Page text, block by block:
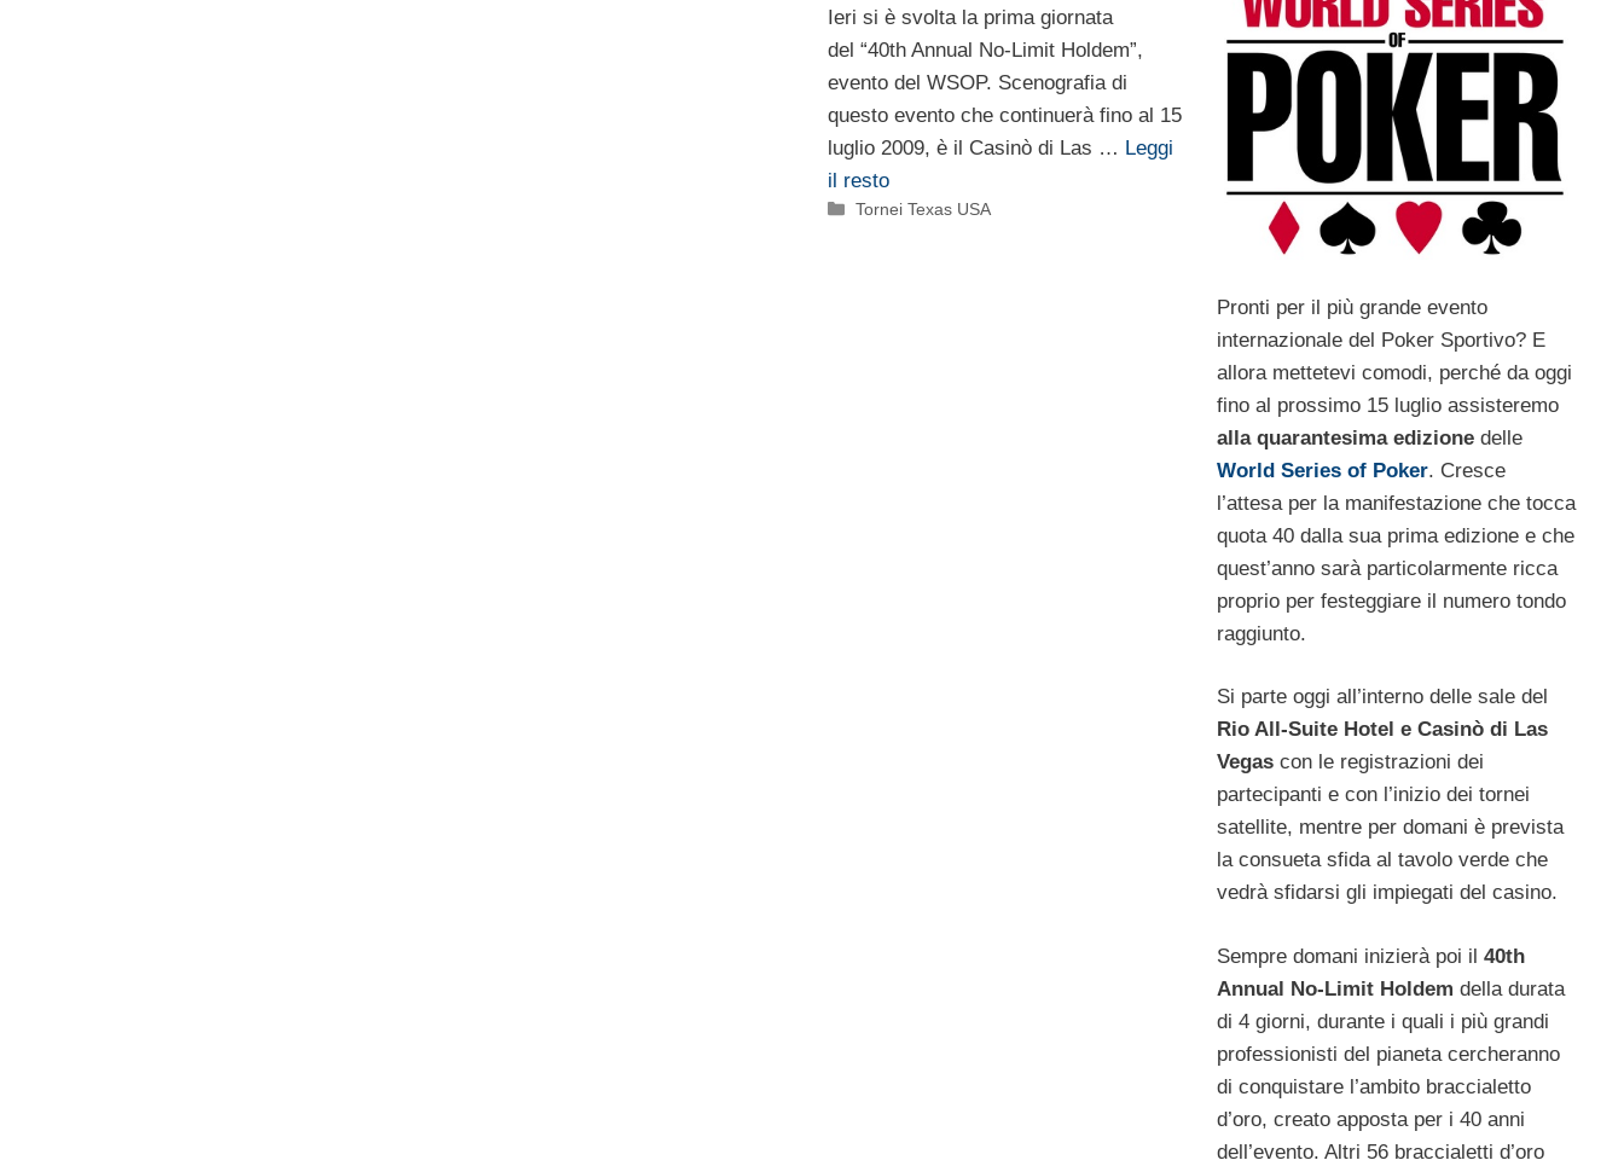
Ieri si è svolta la prima giornata
del “40th Annual No-Limit Holdem”,
evento del WSOP. Scenografia di
questo evento che continuerà fino al 15
luglio 2009, è il Casinò di Las … Leggi
il resto
Categorie
Tornei Texas USA
Pronti per il più grande evento
internazionale del Poker Sportivo? E
allora mettetevi comodi, perché da oggi
fino al prossimo 15 luglio assisteremo
alla quarantesima edizione delle
World Series of Poker. Cresce
l’attesa per la manifestazione che tocca
quota 40 dalla sua prima edizione e che
quest’anno sarà particolarmente ricca
proprio per festeggiare il numero tondo
raggiunto.
Si parte oggi all’interno delle sale del
Rio All-Suite Hotel e Casinò di Las
Vegascon le registrazioni dei
partecipanti e con l’inizio dei tornei
satellite, mentre per domani è prevista
la consueta sfida al tavolo verde che
vedrà sfidarsi gli impiegati del casino.
Sempre domani inizierà poi il 40th
Annual No-Limit Holdem della durata
di 4 giorni, durante i quali i più grandi
professionisti del pianeta cercheranno
di conquistare l’ambito braccialetto
d’oro, creato apposta per i 40 anni
dell’evento. Altri 56 braccialetti d’oro